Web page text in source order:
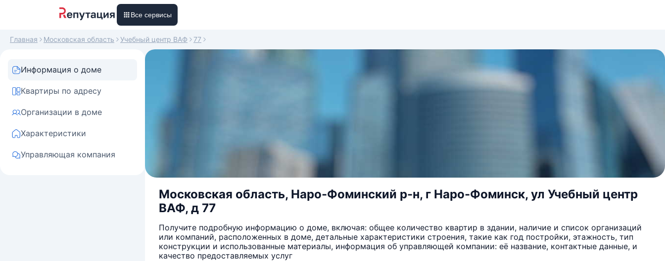
Все сервисы
Главная Московская область Учебный центр ВАФ 77
Информация о доме
Квартиры по адресу
Организации в доме
Характеристики
Управляющая компания
Московская область, Наро-Фоминский р-н, г Наро-Фоминск, ул Учебный центр
ВАФ, д 77
Получите подробную информацию о доме, включая: общее количество квартир в здании, наличие и список организаций
или компаний, расположенных в доме, детальные характеристики строения, такие как год постройки, этажность, тип
конструкции и использованные материалы, информация об управляющей компании: её название, контактные данные, и
качество предоставляемых услуг